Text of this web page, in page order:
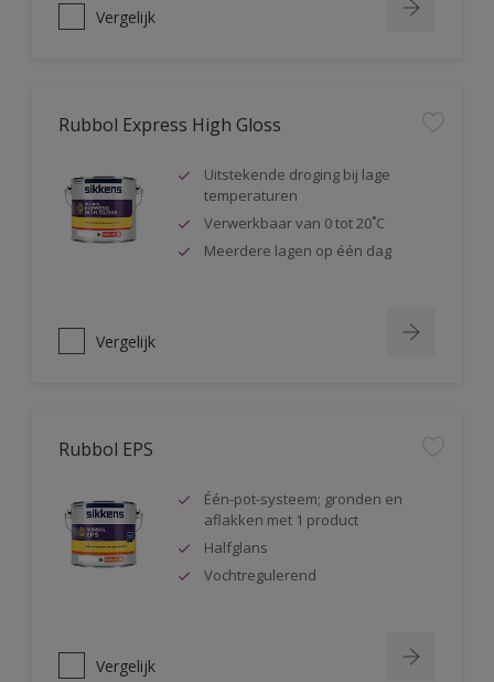
Vergelijk
Rubbol Express High Gloss
Uitstekende droging bij lage
temperaturen
Verwerkbaar van 0 tot 20˚C
Meerdere lagen op één dag
Vergelijk
Rubbol EPS
Één-pot-systeem; gronden en
aflakken met 1 product
Halfglans
Vochtregulerend
Vergelijk